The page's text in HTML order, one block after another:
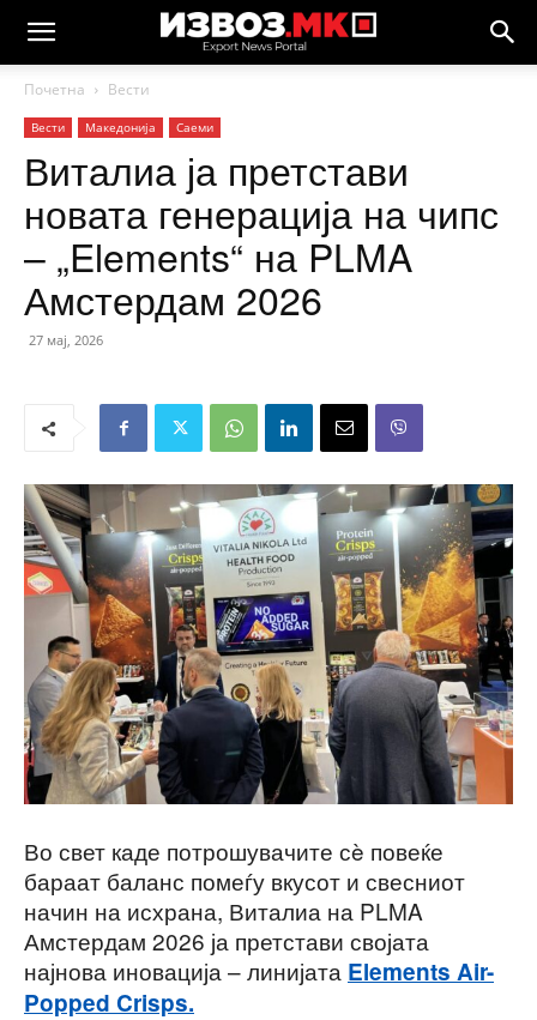
Почетна Вести
Вести Македонија Саеми
Виталиа ја претстави
новата генерација на чипс
– „Elements“ на PLMA
Амстердам 2026
27 мај, 2026
Во свет каде потрошувачите сè повеќе
бараат баланс помеѓу вкусот и свесниот
начин на исхрана, Виталиа на PLMA
Амстердам 2026 ја претстави својата
најнова иновација – линијата Elements Air-
Popped Crisps.